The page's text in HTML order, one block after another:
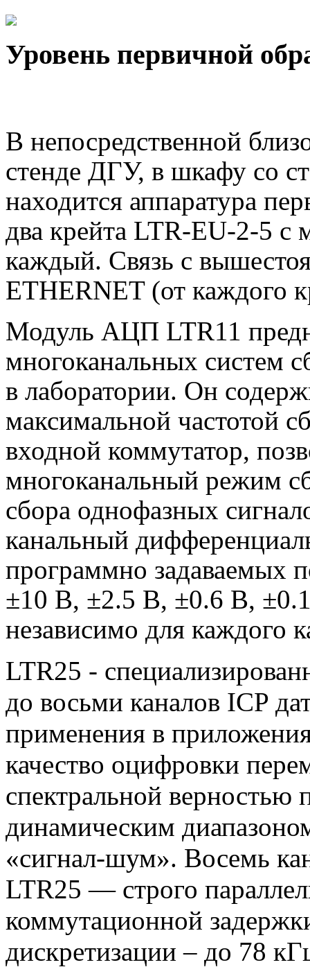
Уровень первичной
В непосредственной
стенде ДГУ, в шкафу со
находится аппаратура
два крейта LTR-EU-2-5 с
каждый. Связь с
ETHERNET(от каждого
Модуль АЦП LTR11
многоканальных систем
в лаборатории. Он
максимальной частотой
входной коммутатор,
многоканальный режим
сбора однофазных
канальный
программно задаваемых
±10 B, ±2.5 B, ±0.6 B,
независимо для каждого
LTR25 -
до восьми каналов ICP
применения в
качество оцифровки
спектральной верностью
динамическим
«сигнал-шум». Восемь
LTR25 — строго
коммутационной
дискретизации – до 78